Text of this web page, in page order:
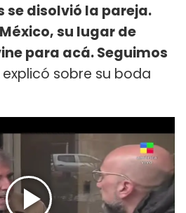
se disolvió la pareja.
su lugar de
para acá. Seguimos
explicó sobre su boda